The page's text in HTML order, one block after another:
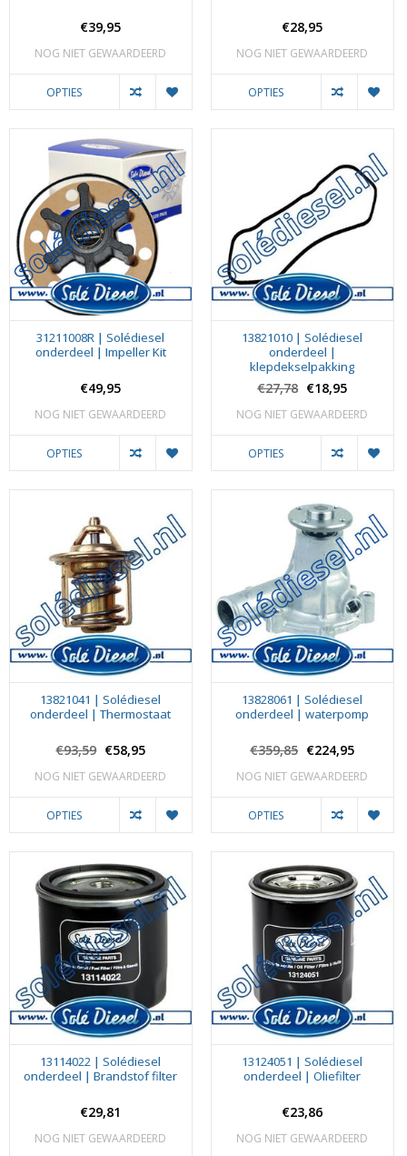
€39,95
NOG NIET GEWAARDEERD
OPTIES
€28,95
NOG NIET GEWAARDEERD
OPTIES
31211008R | Solédiesel
onderdeel | Impeller Kit
€49,95
NOG NIET GEWAARDEERD
OPTIES
13821010 | Solédiesel
onderdeel |
klepdekselpakking
€27,78 €18,95
NOG NIET GEWAARDEERD
OPTIES
13821041 | Solédiesel
onderdeel | Thermostaat
€93,59 €58,95
NOG NIET GEWAARDEERD
OPTIES
13828061 | Solédiesel
onderdeel | waterpomp
€359,85 €224,95
NOG NIET GEWAARDEERD
OPTIES
13114022 | Solédiesel
onderdeel | Brandstof filter
€29,81
NOG NIET GEWAARDEERD
13124051 | Solédiesel
onderdeel | Oliefilter
€23,86
NOG NIET GEWAARDEERD